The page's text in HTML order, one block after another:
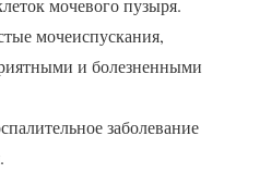
мочевого пузыря.
мочеиспускания,
и болезненными
заболевание